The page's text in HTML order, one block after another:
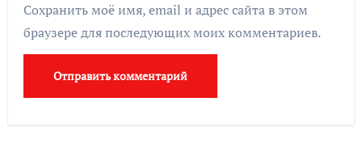
Сохранить моё имя, email и адрес сайта в этом
браузере для последующих моих комментариев.